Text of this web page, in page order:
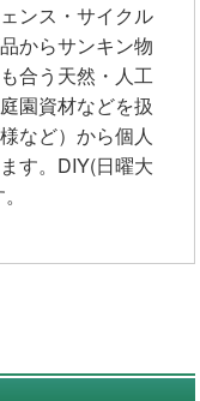
ンス・サイクル
からサンキン物
合う天然・人工
園資材などを扱
など）から個人
す。DIY(日曜大